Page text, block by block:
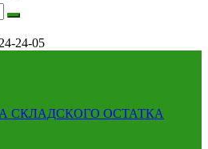
24-05
СКЛАДСКОГО ОСТАТКА